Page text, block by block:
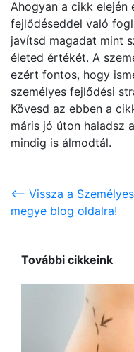
Ahogyan a cikk elején
fejlődéseddel való
javítsd magadat mint
életed értékét. A
ezért fontos, hogy
személyes fejlődési
Kövesd az ebben a
máris jó úton haladsz
mindig is álmodtál.
<-- Vissza a
megye blog oldalra!
További cikkeink